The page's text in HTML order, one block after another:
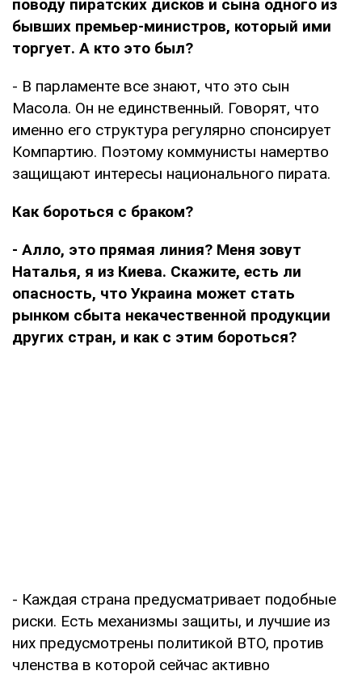
поводу пиратских дисков и сына одного из
бывших премьер-министров, который ими
торгует. А кто это был?
- В парламенте все знают, что это сын
Масола. Он не единственный. Говорят, что
именно его структура регулярно спонсирует
Компартию. Поэтому коммунисты намертво
защищают интересы национального пирата.
Как бороться с браком?
- Алло, это прямая линия? Меня зовут
Наталья, я из Киева. Скажите, есть ли
опасность, что Украина может стать
рынком сбыта некачественной продукции
других стран, и как с этим бороться?
- Каждая страна предусматривает подобные
риски. Есть механизмы защиты, и лучшие из
них предусмотрены политикой ВТО, против
членства в которой сейчас активно